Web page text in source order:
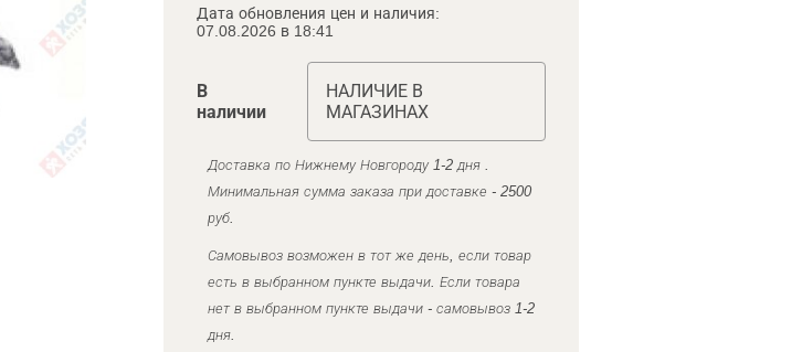
Дата обновления цен и наличия:
07.08.2026 в 18:41
В
наличии
НАЛИЧИЕ В
МАГАЗИНАХ
Доставка по Нижнему Новгороду 1-2 дня .
Минимальная сумма заказа при доставке - 2500
руб.
Самовывоз возможен в тот же день, если товар
есть в выбранном пункте выдачи. Если товара
нет в выбранном пункте выдачи - самовывоз 1-2
дня.